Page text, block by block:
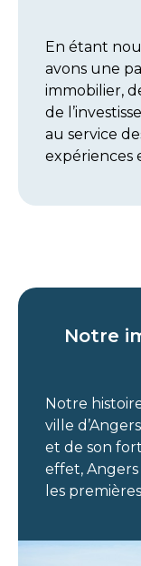
En étant
avons une
immobilier,
de
au service
expériences
Notre
Notre
ville
et de son
effet,
les